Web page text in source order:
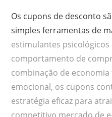
Os cupons de desconto
simples ferramentas de
estimulantes
comportamento de
combinação de
emocional, os cupons
estratégia eficaz para